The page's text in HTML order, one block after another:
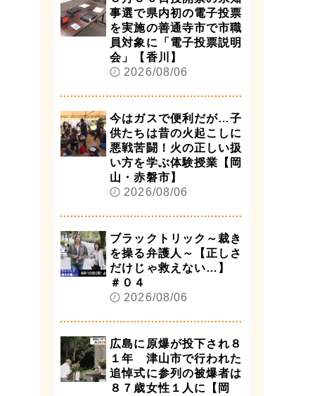
事選で県内初の電子投票
を実施の善通寺市で市職
員対象に「電子投票説明
会」【香川】
2026/08/06
今はガスで便利だが…子
供たちは昔の火起こしに
悪戦苦闘！火の正しい扱
い方を学ぶ体験授業【岡
山・赤磐市】
2026/08/06
ブラックトリック～裁き
を操る弁護人～【正しさ
だけじゃ救えない…】
＃０４
2026/08/06
広島に原爆が投下され８
１年 津山市で行われた
追悼式に参列の被爆者は
８７歳女性１人に【岡